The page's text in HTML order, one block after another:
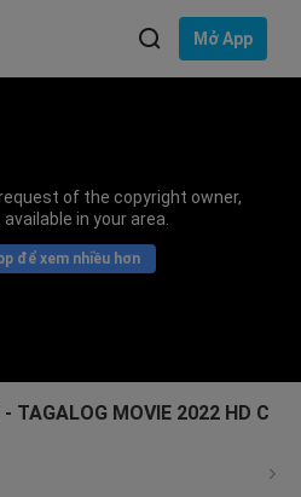
Mở App
of the copyright owner,
in your area.
để xem nhiều hơn
MOVIE 2022 HD C